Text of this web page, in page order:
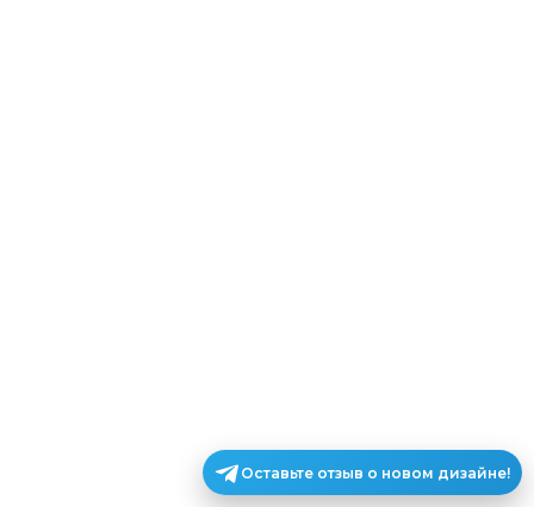
Оставьте отзыв о новом дизайне!